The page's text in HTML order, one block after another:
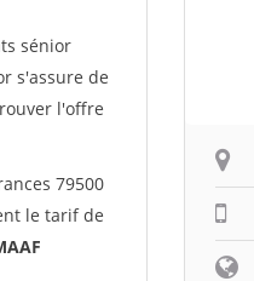
sénior
s'assure de
l'offre
79500
le tarif de